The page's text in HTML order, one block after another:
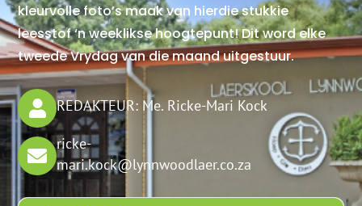
kleurvolle foto’s maak van hierdie stukkie
leesstof ‘n weeklikse hoogtepunt! Dit wordelke
tweede Vrydag van die maand uitgestuur.
REDAKTEUR: Me. Ricke-Mari Kock
ricke-
mari.kock@lynnwoodlaer.co.za